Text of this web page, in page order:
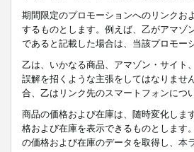
期間限定のプロモーションへのリンクお
するものとします。例えば、乙がアマゾ
であると記載した場合は、当該プロモー
乙は、いかなる商品、アマゾン・サイト
誤解を招くような主張をしてはなりませ
合、乙はリンク先のスマートフォンにつ
商品の価格および在庫は、随時変化しま
格および在庫を表示できるものとします
の価格および在庫のデータを取得し、 本